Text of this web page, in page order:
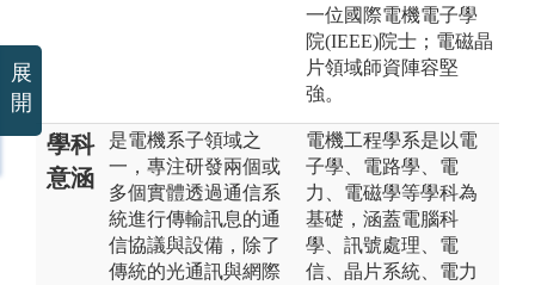
一位國際電機電子學
院(IEEE)院士；電磁晶
片領域師資陣容堅
強。
學科
意涵
是電機系子領域之
一，專注研發兩個或
多個實體透過通信系
統進行傳輸訊息的通
信協議與設備，除了
傳統的光通訊與網際
電機工程學系是以電
子學、電路學、電
力、電磁學等學科為
基礎，涵蓋電腦科
學、訊號處理、電
信、晶片系統、電力
展
開